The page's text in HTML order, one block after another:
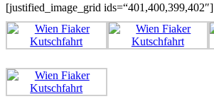
[justified_image_grid ids=“401,400,399,402″]